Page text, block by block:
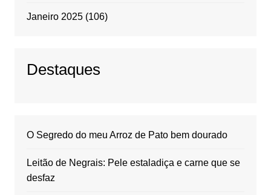
Janeiro 2025(106)
Destaques
O Segredo do meu Arroz de Pato bem dourado
Leitão de Negrais: Pele estaladiça e carne que se
desfaz